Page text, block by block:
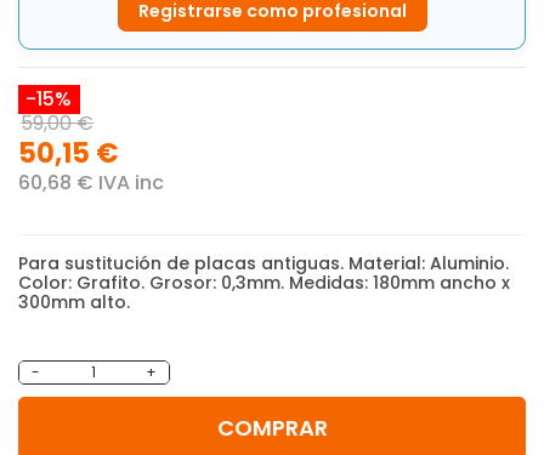
Registrarse como profesional
-15%
59,00 €
50,15 €
60,68 € IVA inc
Para sustitución de placas antiguas. Material: Aluminio.
Color: Grafito. Grosor: 0,3mm. Medidas: 180mm ancho x
300mm alto.
- +
COMPRAR